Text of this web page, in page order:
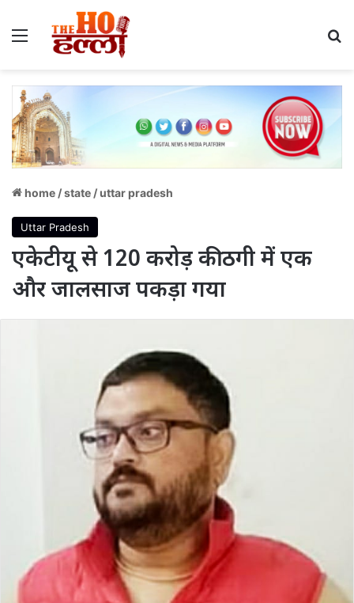
Menu
home /state /uttar pradesh
Uttar Pradesh
एकेटीयू से 120 करोड़ की ठगी में एक
और जालसाज पकड़ा गया